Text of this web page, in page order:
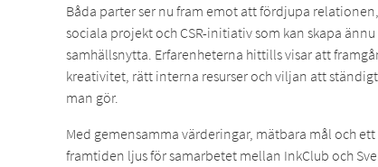
Båda parter ser nu fram emot att fördjupa
sociala projekt och CSR-initiativ som kan skapa
samhällsnytta. Erfarenheterna hittills visar att
kreativitet, rätt interna resurser och viljan att
man gör.
Med gemensamma värderingar, mätbara mål och
framtiden ljus för samarbetet mellan InkClub och